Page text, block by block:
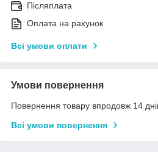
Післяплата
Оплата на рахунок
Всі умови оплати
Умови повернення
Повернення товару впродовж 14
Всі умови повернення